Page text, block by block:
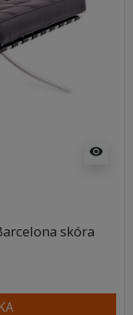
visibility
skóra